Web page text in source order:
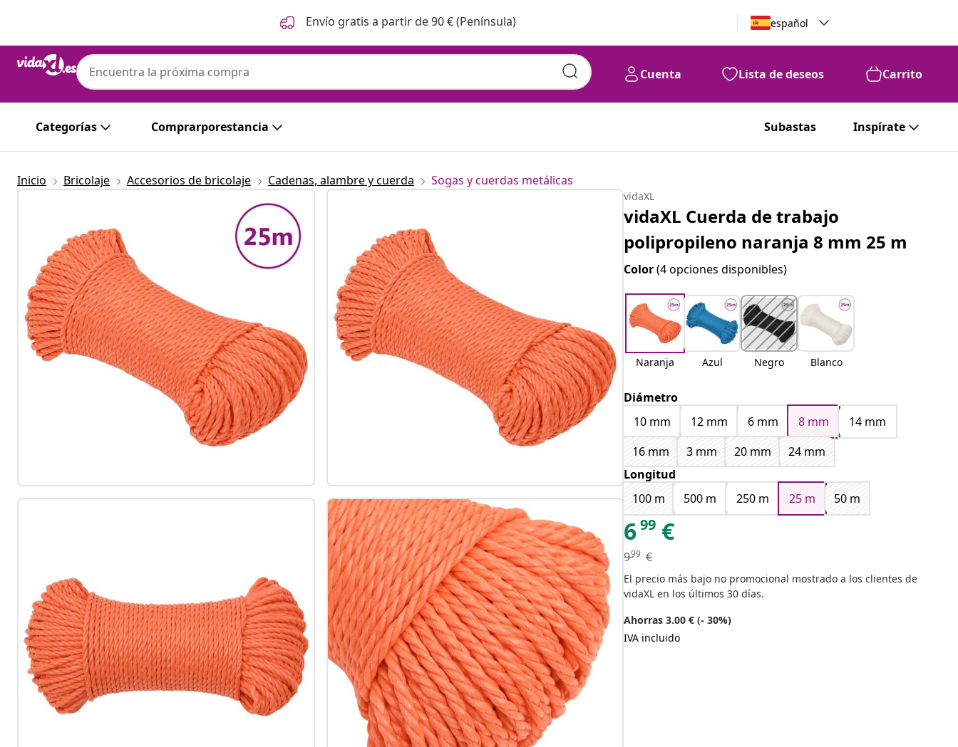
Envío gratis a partir de 90 € (Península) español
Cuenta Lista de deseos Carrito
Categorías Comprarporestancia Subastas Inspírate
Inicio Bricolaje Accesorios de bricolaje Cadenas, alambre y cuerda Sogas y cuerdas metálicas
vidaXL
vidaXL Cuerda de trabajo
polipropileno naranja 8 mm 25 m
Color(4 opciones disponibles)
Naranja Azul Negro Blanco
Diámetro
10 mm
12 mm 6 mm 8 mm
14 mm
16 mm
3 mm 20 mm
24 mm
Longitud
100 m
500 m 250 m 25 m 50 m
699 €
999 €
El precio más bajo no promocional mostrado a los clientes de
vidaXL en los últimos 30 días.
Ahorras 3.00 € (- 30%)
IVA incluido